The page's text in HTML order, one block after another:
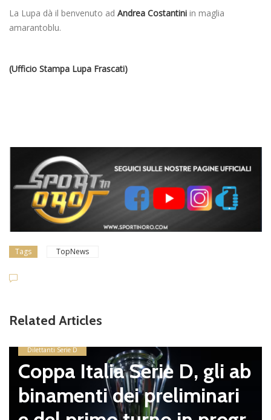
La Lupa dà il benvenuto ad Andrea Costantini in maglia
amarantoblu.
(Ufficio Stampa Lupa Frascati)
Tags TopNews
Related Articles
Dilettanti Serie D
Coppa Italia Serie D, gli ab
binamenti dei preliminari